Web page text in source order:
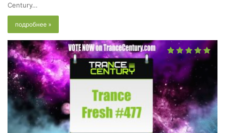
Century…
подробнее »